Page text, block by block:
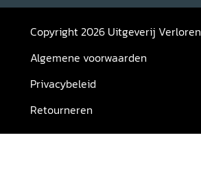
Copyright 2026 Uitgeverij Verloren
Algemene voorwaarden
Privacybeleid
Retourneren